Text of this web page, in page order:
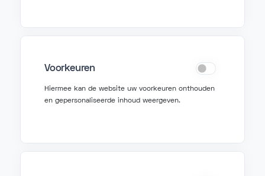
Voorkeuren
Hiermee kan de website uw voorkeuren onthouden
en gepersonaliseerde inhoud weergeven.
Neem contact op
+32 2 580 50 50